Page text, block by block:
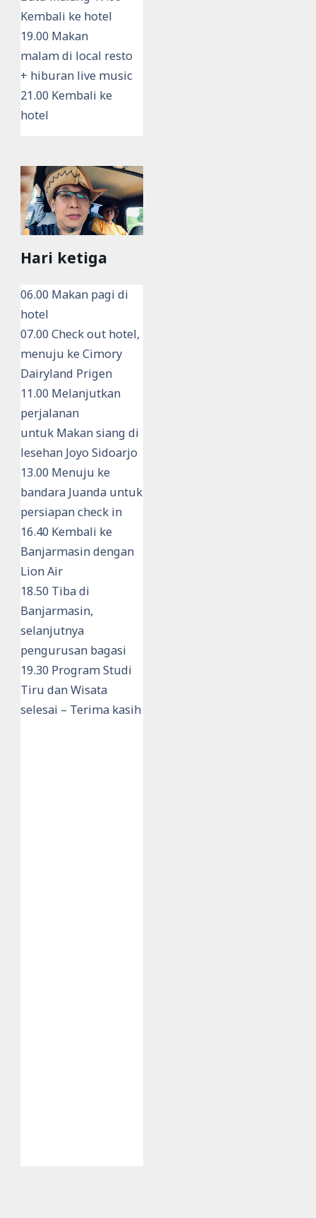
Kembali ke hotel
19.00 Makan
malam di local resto
+ hiburan live music
21.00 Kembali ke
hotel
Hari ketiga
06.00 Makan pagi di
hotel
07.00 Check out hotel,
menuju ke Cimory
Dairyland Prigen
11.00 Melanjutkan
perjalanan
untuk Makan siang di
lesehan Joyo Sidoarjo
13.00 Menuju ke
bandara Juanda untuk
persiapan check in
16.40 Kembali ke
Banjarmasin dengan
Lion Air
18.50 Tiba di
Banjarmasin,
selanjutnya
pengurusan bagasi
19.30 Program Studi
Tiru dan Wisata
selesai – Terima kasih